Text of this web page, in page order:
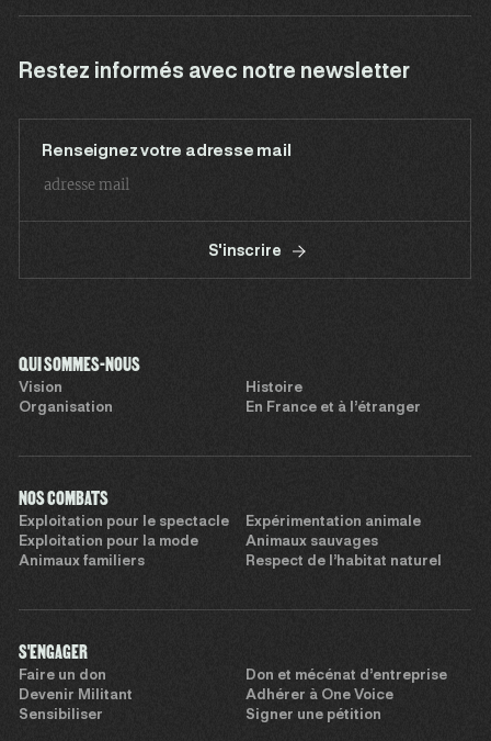
Restez informés avec notre newsletter
Renseignez votre adresse mail
S'inscrire
QUI SOMMES-NOUS
Vision
Histoire
Organisation
En France et à l’étranger
NOS COMBATS
Exploitation pour le spectacle
Expérimentation animale
Exploitation pour la mode
Animaux sauvages
Animaux familiers
Respect de l’habitat naturel
S'ENGAGER
Faire un don
Don et mécénat d’entreprise
Devenir Militant
Adhérer à One Voice
Sensibiliser
Signer une pétition